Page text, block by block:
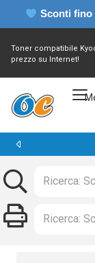
Sconti fino
Toner compatibile
prezzo su Internet!